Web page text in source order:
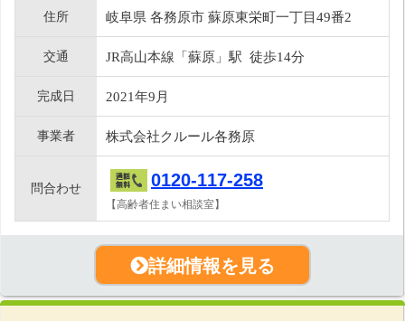
住所 岐阜県 各務原市 蘇原東栄町一丁目49番2
交通 JR高山本線「蘇原」駅 徒歩14分
完成日 2021年9月
事業者 株式会社クルール各務原
問合わせ 0120-117-258
【高齢者住まい相談室】
詳細情報を見る